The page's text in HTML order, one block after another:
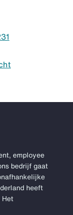
employee
bedrijf gaat
heeft
Het